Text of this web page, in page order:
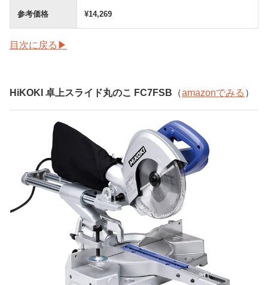
参考価格 ¥14,269
目次に戻る▶
HiKOKI 卓上スライド丸のこ FC7FSB （amazonでみる ）